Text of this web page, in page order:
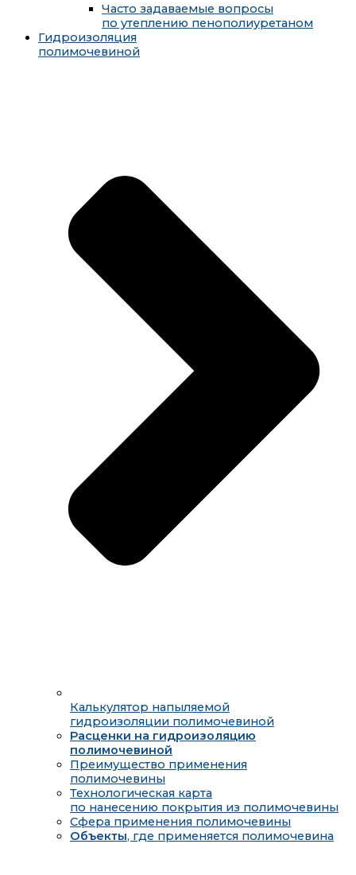
Часто задаваемые вопросы
по утеплению пенополиуретаном
Гидроизоляция
полимочевиной
Калькулятор напыляемой
гидроизоляции полимочевиной
Расценки на гидроизоляцию
полимочевиной
Преимущество применения
полимочевины
Технологическая карта
по нанесению покрытия из полимочевины
Сфера применения полимочевины
Объекты, где применяется полимочевина